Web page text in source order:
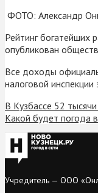
ФОТО: Александр
Рейтинг богатейших
опубликован
Все доходы
налоговой инспекции
В Кузбассе 52
Какой будет погода
Учредитель — ООО